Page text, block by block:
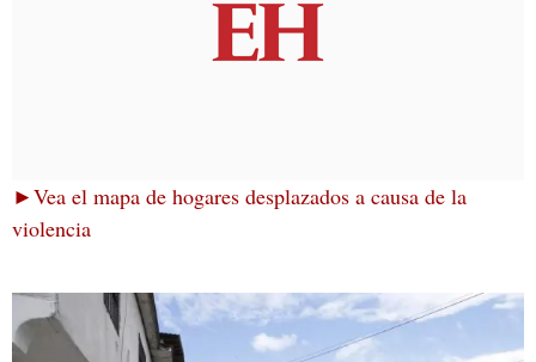
►Vea el mapa de hogares desplazados a causa de la
violencia